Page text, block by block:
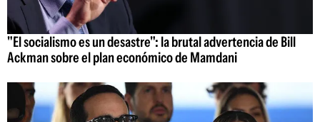
"El socialismo es un desastre": la brutal advertencia de Bill
Ackman sobre el plan económico de Mamdani